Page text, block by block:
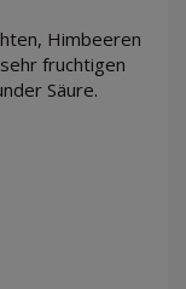
Himbeeren
fruchtigen
Säure.